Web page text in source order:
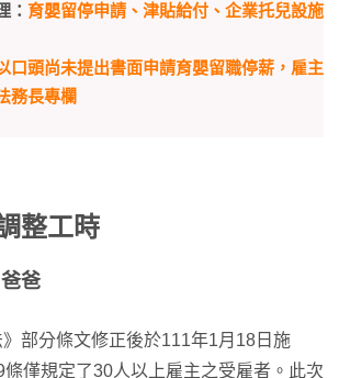
： 育嬰留停申請、津貼給付、企業托兒設施
口頭尚未提出書面申請育嬰留職停薪，雇主
務長專欄
整工時
爸
》部分條文修正後於111年1月18日施
僅規定了30人以上雇主之受雇者。此次